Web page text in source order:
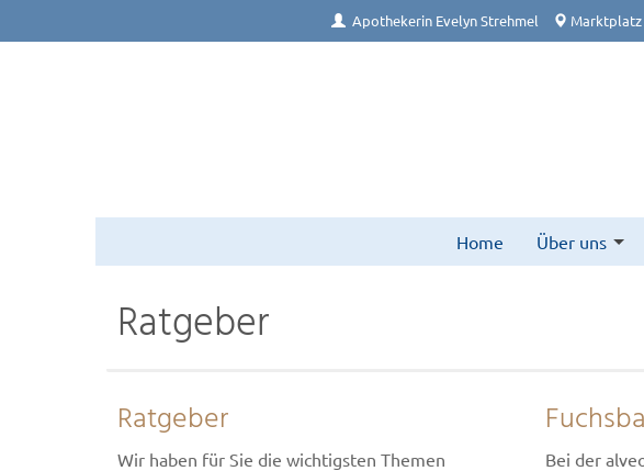
Apothekerin Evelyn Strehmel Marktplatz
Home Über uns
Ratgeber
Ratgeber
Wir haben für Sie die wichtigsten Themen
Bei der